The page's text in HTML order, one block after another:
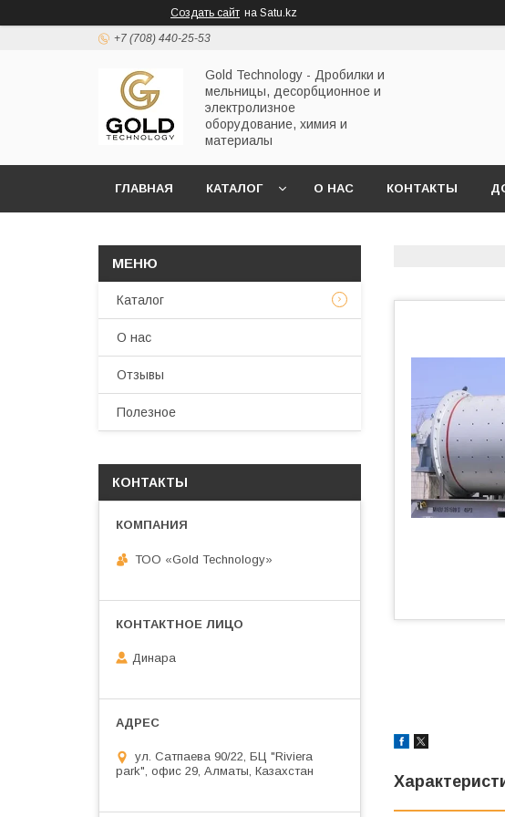
Создать сайт на Satu.kz
+7 (708) 440-25-53
Gold Technology - Дробилки и
мельницы, десорбционное и
электролизное
оборудование, химия и
материалы
ГЛАВНАЯ КАТАЛОГ О НАС КОНТАКТЫ
Каталог
О нас
Отзывы
Полезное
КОНТАКТЫ
ТОО «Gold Technology»
Динара
ул. Сатпаева 90/22, БЦ "Riviera
park", офис 29, Алматы, Казахстан